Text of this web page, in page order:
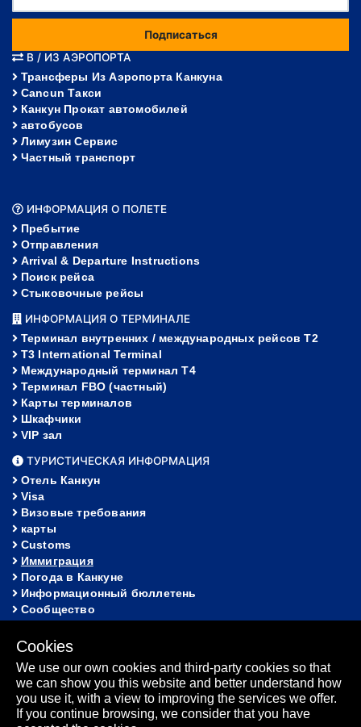
Подписаться
В / ИЗ АЭРОПОРТА
Трансферы Из Аэропорта Канкуна
Cancun Такси
Канкун Прокат автомобилей
автобусов
Лимузин Сервис
Частный транспорт
ИНФОРМАЦИЯ О ПОЛЕТЕ
Пребытие
Отправления
Arrival & Departure Instructions
Поиск рейса
Стыковочные рейсы
ИНФОРМАЦИЯ О ТЕРМИНАЛЕ
Терминал внутренних / международных рейсов T2
T3 International Terminal
Международный терминал Т4
Терминал FBO (частный)
Карты терминалов
Шкафчики
VIP зал
ТУРИСТИЧЕСКАЯ ИНФОРМАЦИЯ
Отель Канкун
Visa
Визовые требования
карты
Customs
Иммиграция
Погода в Канкуне
Информационный бюллетень
Сообщество
FAQ
Потерянное и найденное
карта сайта
Информационный бюллетень
Cookies
We use our own cookies and third-party cookies so that
we can show you this website and better understand how
you use it, with a view to improving the services we offer.
If you continue browsing, we consider that you have